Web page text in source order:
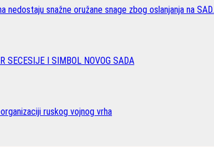
nedostaju snažne oružane snage zbog oslanjanja na SAD.
SECESIJE I SIMBOL NOVOG SADA
ruskog vojnog vrha